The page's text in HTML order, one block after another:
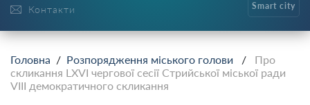
Контакти Smart city
Головна / Розпорядження міського голови / Про
скликання LХVI чергової сесії Стрийської міської ради
VIII демократичного скликання